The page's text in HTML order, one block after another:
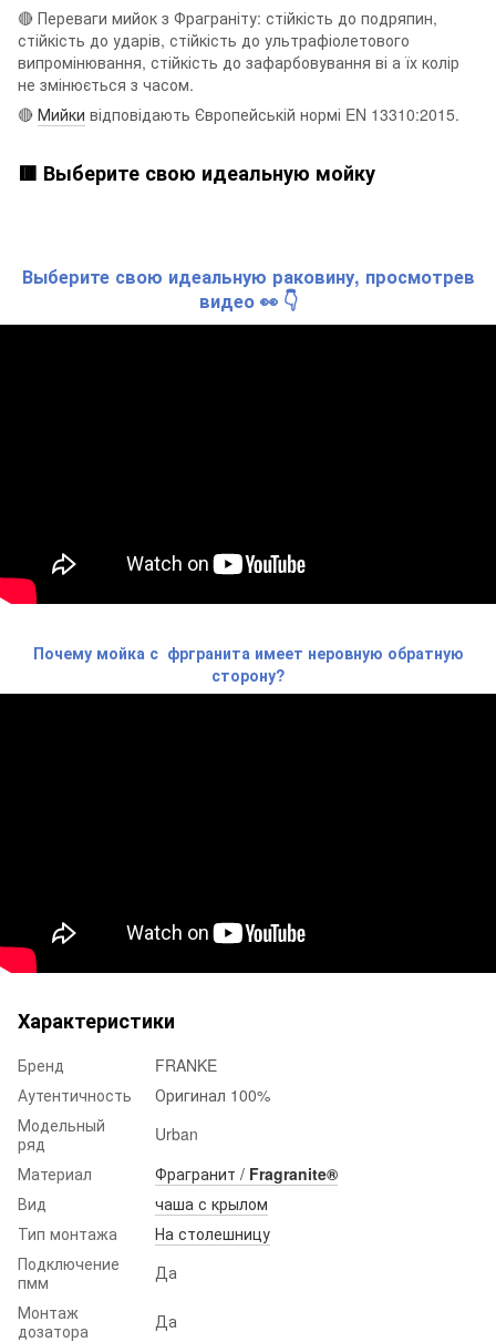
🔴 Переваги мийок з Фраграніту: стійкість до подряпин,
стійкість до ударів, стійкість до ультрафіолетового
випромінювання, стійкість до зафарбовування ві а їх колір
не змінюється з часом.
🔴 Мийки відповідають Європейській нормі EN 13310:2015.
🟥 Выберите свою идеальную мойку
Выберите свою идеальную раковину, просмотрев
видео 👀 👇
Почему мойка с фргранита имеет неровную обратную
сторону?
Характеристики
Бренд
FRANKE
Аутентичность
Оригинал 100%
Модельный
ряд
Urban
Материал
Фрагранит / Fragranite®
Вид
чаша с крылом
Тип монтажа
На столешницу
Подключение
пмм
Да
Монтаж
дозатора
Да